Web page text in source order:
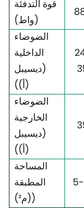
قوة التدفئة
(واط)
الضوضاء
الداخلية
(ديسيبل
(أ))
الضوضاء
الخارجية
(ديسيبل
(أ))
المساحة
المطبقة
(م²))